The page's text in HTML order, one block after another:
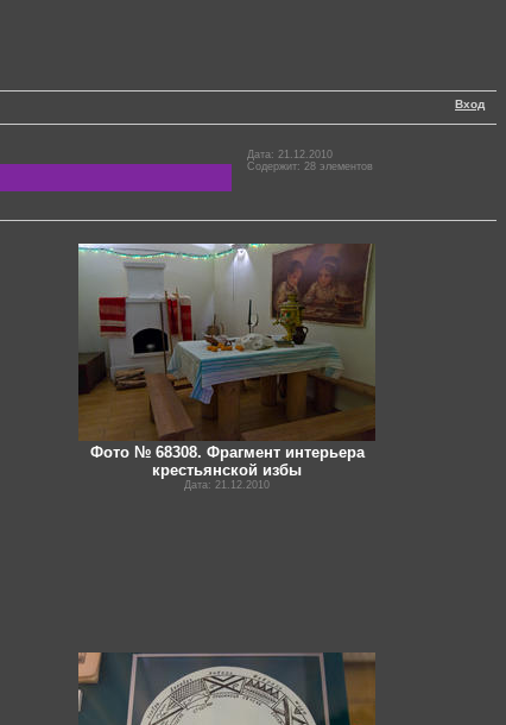
Вход
Дата: 21.12.2010
Содержит: 28 элементов
Фото № 68308. Фрагмент интерьера
крестьянской избы
Дата: 21.12.2010